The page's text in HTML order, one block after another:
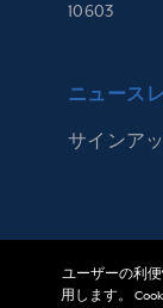
ユーザーの利
用します。
10603
ニュース
サインア